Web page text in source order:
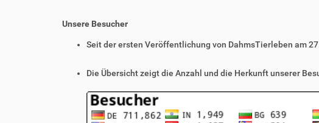
Unsere Besucher
Seit der ersten Veröffentlichung von DahmsTierleben am
Die Übersicht zeigt die Anzahl und die Herkunft unserer